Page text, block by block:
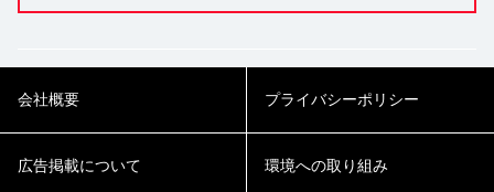
会社概要 プライバシーポリシー
広告掲載について 環境への取り組み